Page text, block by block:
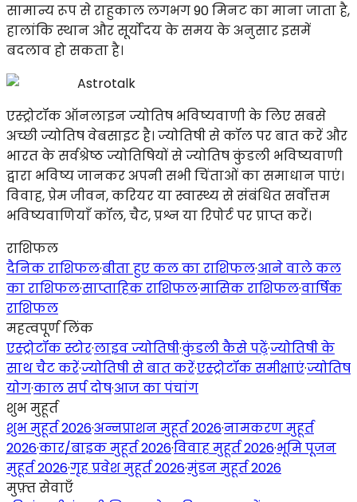
सामान्य रूप से राहुकाल लगभग 90 मिनट का माना जाता है,
हालांकि स्थान और सूर्योदय के समय के अनुसार इसमें
बदलाव हो सकता है।
Astrotalk
एस्ट्रोटॉक ऑनलाइन ज्योतिष भविष्यवाणी के लिए सबसे
अच्छी ज्योतिष वेबसाइट है। ज्योतिषी से कॉल पर बात करें और
भारत के सर्वश्रेष्ठ ज्योतिषियों से ज्योतिष कुंडली भविष्यवाणी
द्वारा भविष्य जानकर अपनी सभी चिंताओं का समाधान पाएं।
विवाह, प्रेम जीवन, करियर या स्वास्थ्य से संबंधित सर्वोत्तम
भविष्यवाणियाँ कॉल, चैट, प्रश्न या रिपोर्ट पर प्राप्त करें।
राशिफल
दैनिक राशिफल·बीता हुए कल का राशिफल·आने वाले कल
का राशिफल·साप्ताहिक राशिफल·मासिक राशिफल·वार्षिक
राशिफल
महत्वपूर्ण लिंक
एस्ट्रोटॉक स्टोर·लाइव ज्योतिषी·कुंडली कैसे पढ़ें·ज्योतिषी के
साथ चैट करें·ज्योतिषी से बात करें·एस्ट्रोटॉक समीक्षाएं·ज्योतिष
योग·काल सर्प दोष·आज का पंचांग
शुभ मुहूर्त
शुभ मुहूर्त 2026·अन्नप्राशन मुहूर्त 2026·नामकरण मुहूर्त
2026·कार/बाइक मुहूर्त 2026·विवाह मुहूर्त 2026·भूमि पूजन
मुहूर्त 2026·गृह प्रवेश मुहूर्त 2026·मुंडन मुहूर्त 2026
मुफ़्त सेवाएँ